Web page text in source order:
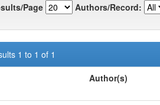
Page Authors/Record:
1 to 1 of 1
Author(s)